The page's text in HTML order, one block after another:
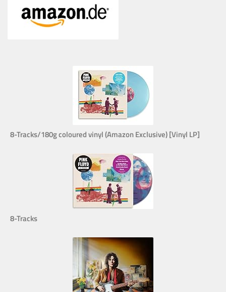
8-Tracks/180g coloured vinyl (Amazon Exclusive) [Vinyl LP]
8-Tracks